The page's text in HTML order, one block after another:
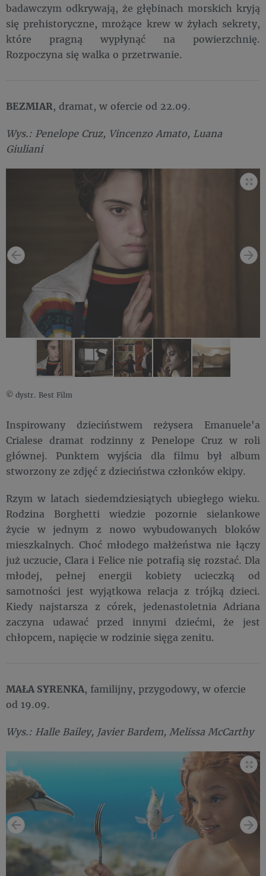
badawczym odkrywają, że głębinach morskich kryją
się prehistoryczne, mrożące krew w żyłach sekrety,
które pragną wypłynąć na powierzchnię.
Rozpoczyna się walka o przetrwanie.
BEZMIAR, dramat, w ofercie od 22.09.
Wys.: Penelope Cruz, Vincenzo Amato, Luana
Giuliani
© dystr. Best Film
Inspirowany dzieciństwem reżysera Emanuele'a
Crialese dramat rodzinny z Penelope Cruz w roli
głównej. Punktem wyjścia dla filmu był album
stworzony ze zdjęć z dzieciństwa członków ekipy.
Rzym w latach siedemdziesiątych ubiegłego wieku.
Rodzina Borghetti wiedzie pozornie sielankowe
życie w jednym z nowo wybudowanych bloków
mieszkalnych. Choć młodego małżeństwa nie łączy
już uczucie, Clara i Felice nie potrafią się rozstać. Dla
młodej, pełnej energii kobiety ucieczką od
samotności jest wyjątkowa relacja z trójką dzieci.
Kiedy najstarsza z córek, jedenastoletnia Adriana
zaczyna udawać przed innymi dziećmi, że jest
chłopcem, napięcie w rodzinie sięga zenitu.
MAŁA SYRENKA, familijny, przygodowy, w ofercie
od 19.09.
Wys.: Halle Bailey, Javier Bardem, Melissa McCarthy